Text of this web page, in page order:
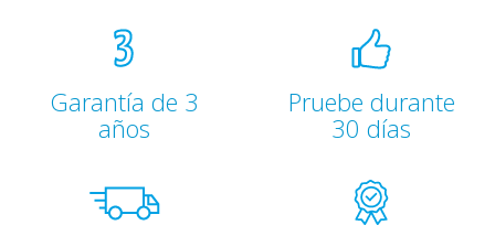
Garantía de 3
años
Pruebe durante
30 días